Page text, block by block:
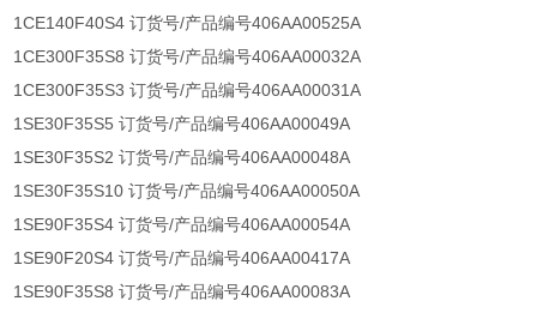
1CE140F40S4 订货号/产品编号406AA00525A
1CE300F35S8 订货号/产品编号406AA00032A
1CE300F35S3 订货号/产品编号406AA00031A
1SE30F35S5 订货号/产品编号406AA00049A
1SE30F35S2 订货号/产品编号406AA00048A
1SE30F35S10 订货号/产品编号406AA00050A
1SE90F35S4 订货号/产品编号406AA00054A
1SE90F20S4 订货号/产品编号406AA00417A
1SE90F35S8 订货号/产品编号406AA00083A